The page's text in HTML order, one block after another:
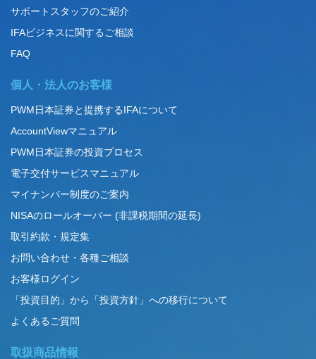
サポートスタッフのご紹介
IFAビジネスに関するご相談
FAQ
個人・法人のお客様
PWM日本証券と提携するIFAについて
AccountViewマニュアル
PWM日本証券の投資プロセス
電子交付サービスマニュアル
マイナンバー制度のご案内
NISAのロールオーバー (非課税期間の延長)
取引約款・規定集
お問い合わせ・各種ご相談
お客様ログイン
「投資目的」から「投資方針」への移行について
よくあるご質問
取扱商品情報